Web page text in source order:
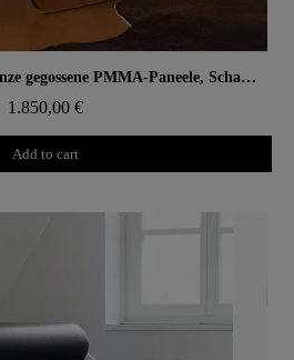
Aperçu rapide Designstuhl MW04 – Bronze gegossene PMMA-Paneele, Schaumsitz
1.850,00 €
Add to cart